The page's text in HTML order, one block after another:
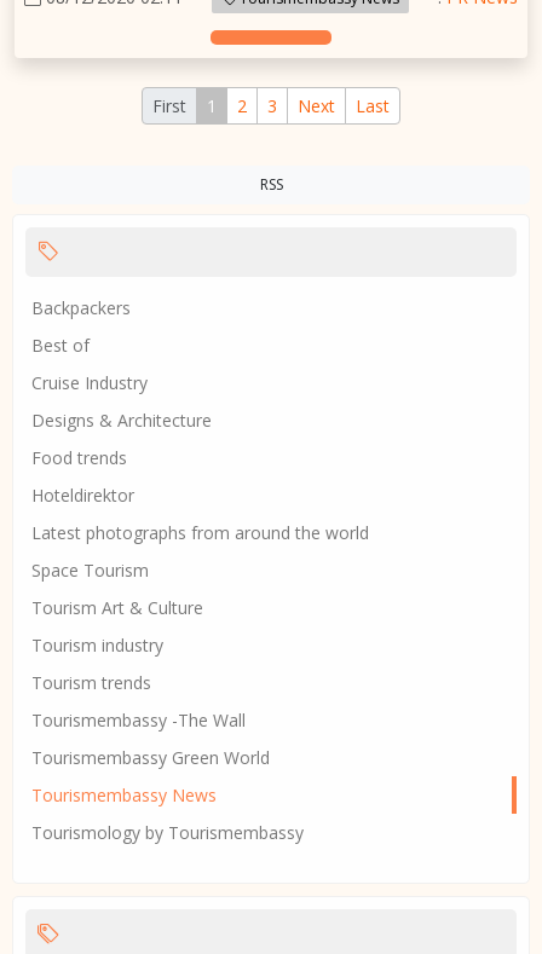
First 1 2 3 Next Last
RSS
Backpackers
Best of
Cruise Industry
Designs & Architecture
Food trends
Hoteldirektor
Latest photographs from around the world
Space Tourism
Tourism Art & Culture
Tourism industry
Tourism trends
Tourismembassy -The Wall
Tourismembassy Green World
Tourismembassy News
Tourismology by Tourismembassy